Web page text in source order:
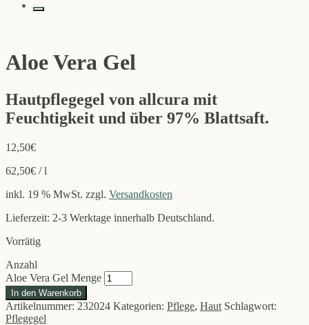
Aloe Vera Gel
Hautpflegegel von allcura mit
Feuchtigkeit und über 97% Blattsaft.
12,50€
62,50€ /l
inkl. 19 % MwSt. zzgl. Versandkosten
Lieferzeit: 2-3 Werktage innerhalb Deutschland.
Vorrätig
Anzahl
Aloe Vera Gel Menge
In den Warenkorb
Artikelnummer: 232024 Kategorien: Pflege, Haut Schlagwort:
Pflegegel